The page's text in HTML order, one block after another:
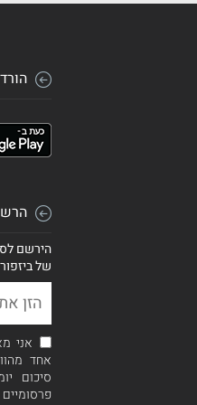
הירשם
של
אני
אחד
סיכום